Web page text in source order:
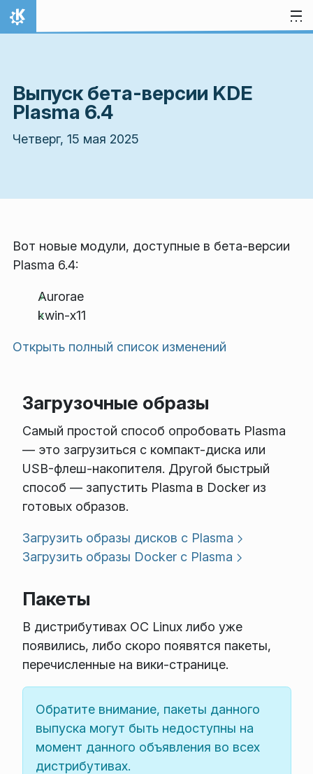
Перейти к содержимому
На главную
Выпуск бета-версии KDE
Plasma 6.4
Четверг, 15 мая 2025
Вот новые модули, доступные в бета-версии
Plasma 6.4:
Aurorae
kwin-x11
Открыть полный список изменений
Загрузочные образы
Самый простой способ опробовать Plasma
— это загрузиться с компакт-диска или
USB-флеш-накопителя. Другой быстрый
способ — запустить Plasma в Docker из
готовых образов.
Загрузить образы дисков с Plasma
Загрузить образы Docker с Plasma
Пакеты
В дистрибутивах ОС Linux либо уже
появились, либо скоро появятся пакеты,
перечисленные на вики-странице.
Обратите внимание, пакеты данного
выпуска могут быть недоступны на
момент данного объявления во всех
дистрибутивах.